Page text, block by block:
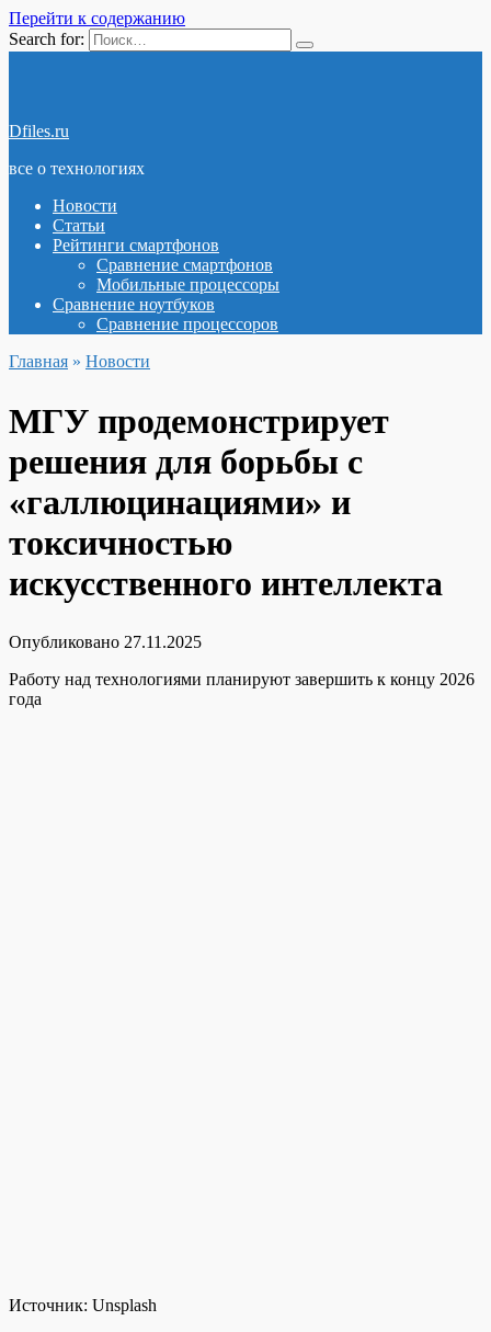
Перейти к содержанию
Search for:
Dfiles.ru
все о технологиях
Новости
Статьи
Рейтинги смартфонов
Сравнение смартфонов
Мобильные процессоры
Сравнение ноутбуков
Сравнение процессоров
Главная » Новости
МГУ продемонстрирует
решения для борьбы с
«галлюцинациями» и
токсичностью
искусственного интеллекта
Опубликовано 27.11.2025
Работу над технологиями планируют завершить к концу 2026
года
Источник: Unsplash